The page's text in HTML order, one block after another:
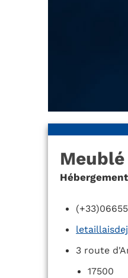
Hébergement
3 route
17500